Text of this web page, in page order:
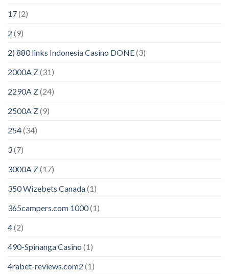
17(2)
2 (9)
2) 880 links Indonesia Casino DONE(3)
2000A Z(31)
2290A Z(24)
2500A Z(9)
254(34)
3(7)
3000A Z(17)
350 Wizebets Canada(1)
365campers.com 1000(1)
4(2)
490-Spinanga Casino (1)
4rabet-reviews.com2 (1)